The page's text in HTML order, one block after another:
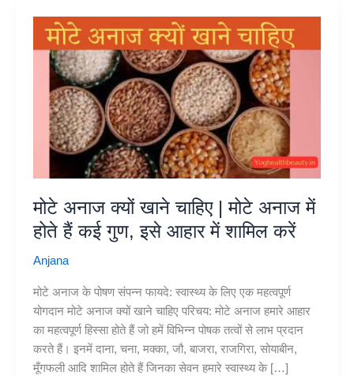
मोटे अनाज क्यों खाने चाहिए | मोटे अनाज में
होते हैं कई गुण, इसे आहार में शामिल करें
Anjana
मोटे अनाज के पोषण संपन्न फायदे: स्वास्थ्य के लिए एक महत्वपूर्ण
योगदान मोटे अनाज क्यों खाने चाहिए परिचय: मोटे अनाज हमारे आहार
का महत्वपूर्ण हिस्सा होते हैं जो हमें विभिन्न पोषक तत्वों से लाभ प्रदान
करते हैं। इनमें दाना, चना, मक्का, जौ, बाजरा, राजगिरा, सोयाबीन,
मूँगफली आदि शामिल होते हैं जिनका सेवन हमारे स्वास्थ्य के […]